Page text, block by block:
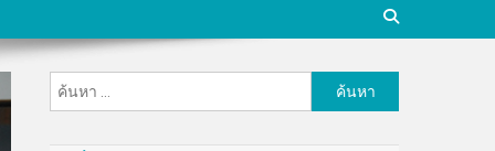
ค้นหา
สำหรับ: